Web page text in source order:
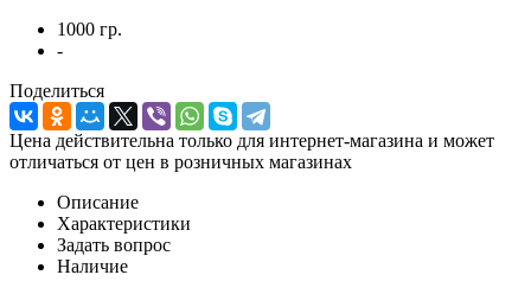
1000 гр.
-
Поделиться
Цена действительна только для интернет-магазина и может
отличаться от цен в розничных магазинах
Описание
Характеристики
Задать вопрос
Наличие